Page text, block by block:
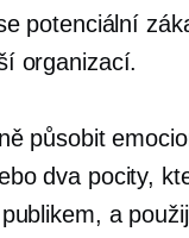
potenciální
organizací.
působit
dva pocity,
a